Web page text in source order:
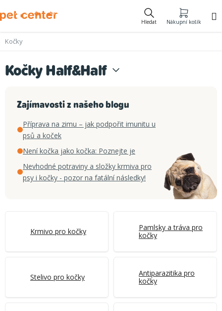
na
Hledat Nákupní košík
Kočky
Kočky Half&Half
Zajímavosti z našeho blogu
Příprava na zimu – jak podpořit imunitu u
psů a koček
Není kočka jako kočka: Poznejte je
Nevhodné potraviny a složky krmiva pro
psy i kočky - pozor na fatální následky!
Krmivo pro kočky
Pamlsky a tráva pro
kočky
Stelivo pro kočky
Antiparazitika pro
kočky